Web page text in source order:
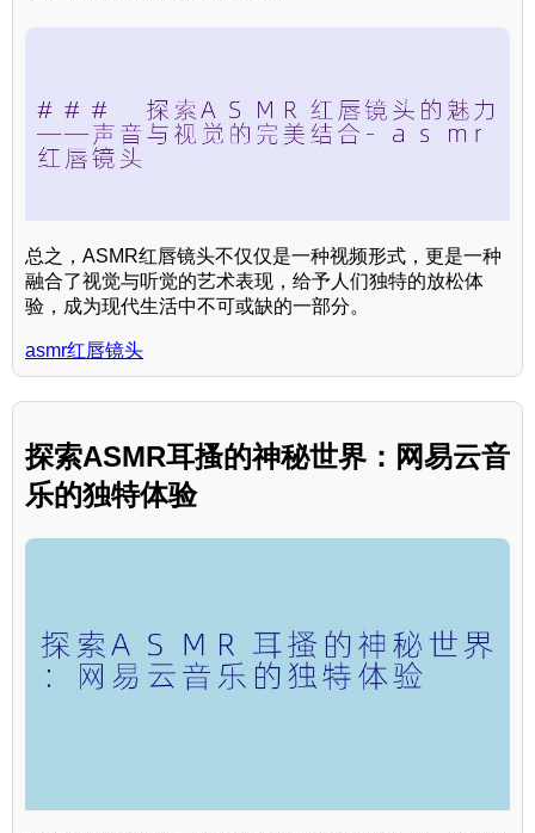
总之，ASMR红唇镜头不仅仅是一种视频形式，更是一种
融合了视觉与听觉的艺术表现，给予人们独特的放松体
验，成为现代生活中不可或缺的一部分。
asmr红唇镜头
探索ASMR耳搔的神秘世界：网易云音
乐的独特体验